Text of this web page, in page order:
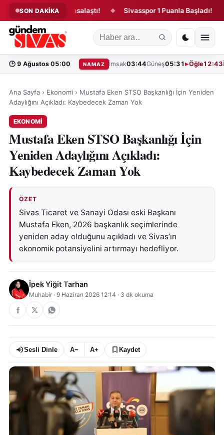
SON DAKİKA
kanun teklifi yasalaştı! ◆ Sivasspor 1 Puanla Başladı! ◆
🕒 9 Ağustos 05:00 NAMAZ İmsak03:44Güneş05:31 Öğle12:43
Ana Sayfa › Ekonomi › Mustafa Eken STSO Başkanlığı İçin Yeniden
Adaylığını Açıkladı: Kaybedecek Zaman Yok
EKONOMI
Mustafa Eken STSO Başkanlığı İçin
Yeniden Adaylığını Açıkladı:
Kaybedecek Zaman Yok
ÖZET
Sivas Ticaret ve Sanayi Odası eski Başkanı
Mustafa Eken, 2026 başkanlık seçimlerinde
yeniden aday olduğunu açıkladı ve Sivas’ın
ekonomik potansiyelini artırmayı hedefliyor.
İpek Yiğit Tarhan
Muhabir · 9 Haziran 2026 12:14 · 3 dk okuma
Sesli Dinle A− A+ Kaydet